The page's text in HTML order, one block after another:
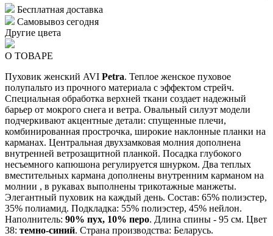
Бесплатная доставка
Самовывоз сегодня
Другие цвета
О ТОВАРЕ
Пуховик женский AVI Petra. Теплое женское пуховое
полупальто из прочного материала с эффектом стрейч.
Специальная обработка верхней ткани создает надежный
барьер от мокрого снега и ветра. Овальный силуэт модели
подчеркивают акцентные детали: спущенные плечи,
комбинированная прострочка, широкие наклонные планки на
карманах. Центральная двухзамковая молния дополнена
внутренней ветрозащитной планкой. Посадка глубокого
несъемного капюшона регулируется шнурком. Два теплых
вместительных кармана дополнены внутренним карманом на
молнии , в рукавах выполнены трикотажные манжеты.
Элегантный пуховик на каждый день. Состав: 65% полиэстер,
35% полиамид. Подкладка: 55% полиэстер, 45% нейлон.
Наполнитель: 90% пух, 10% перо. Длина спины - 95 см. Цвет
38: темно-синий. Страна производства: Беларусь.